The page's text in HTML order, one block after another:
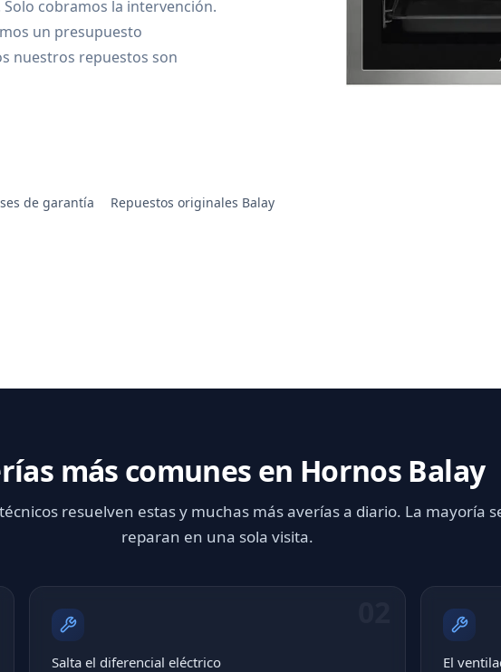
cobramos la intervención.
un presupuesto
nuestros repuestos son
de garantía Repuestos originales Balay
más comunes en Hornos Balay
resuelven estas y muchas más averías a diario. La mayoría
reparan en una sola visita.
Salta el diferencial eléctrico El